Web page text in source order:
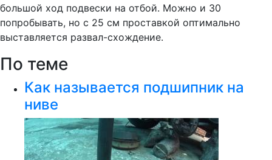
большой ход подвески на отбой. Можно и 30
попробывать, но с 25 см проставкой оптимально
выставляется развал-схождение.
По теме
Как называется подшипник на
ниве